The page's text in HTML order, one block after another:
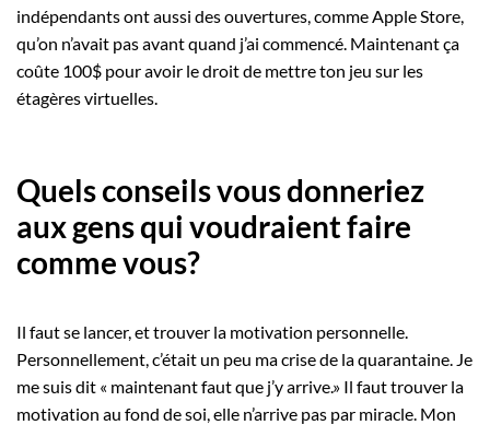
indépendants ont aussi des ouvertures, comme Apple Store,
qu’on n’avait pas avant quand j’ai commencé. Maintenant ça
coûte 100$ pour avoir le droit de mettre ton jeu sur les
étagères virtuelles.
Quels conseils vous donneriez
aux gens qui voudraient faire
comme vous?
Il faut se lancer, et trouver la motivation personnelle.
Personnellement, c’était un peu ma crise de la quarantaine. Je
me suis dit « maintenant faut que j’y arrive.» Il faut trouver la
motivation au fond de soi, elle n’arrive pas par miracle. Mon